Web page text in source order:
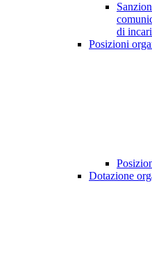
di
Posizioni
Dotazione